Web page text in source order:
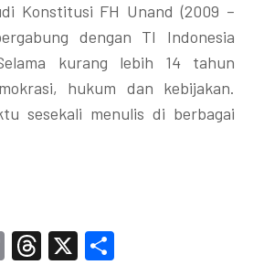
Konstitusi FH Unand (2009 –
dengan TI Indonesia
kurang lebih 14 tahun
hukum dan kebijakan.
sesekali menulis di berbagai
CopyThreads
X